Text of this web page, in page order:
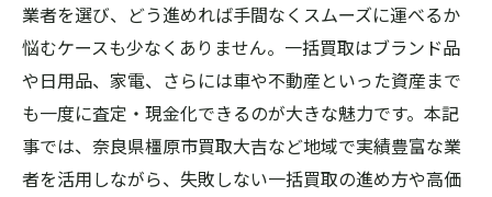
業者を選び、どう進めれば手間なくスムーズに運べるか
悩むケースも少なくありません。一括買取はブランド品
や日用品、家電、さらには車や不動産といった資産まで
も一度に査定・現金化できるのが大きな魅力です。本記
事では、奈良県橿原市買取大吉など地域で実績豊富な業
者を活用しながら、失敗しない一括買取の進め方や高価